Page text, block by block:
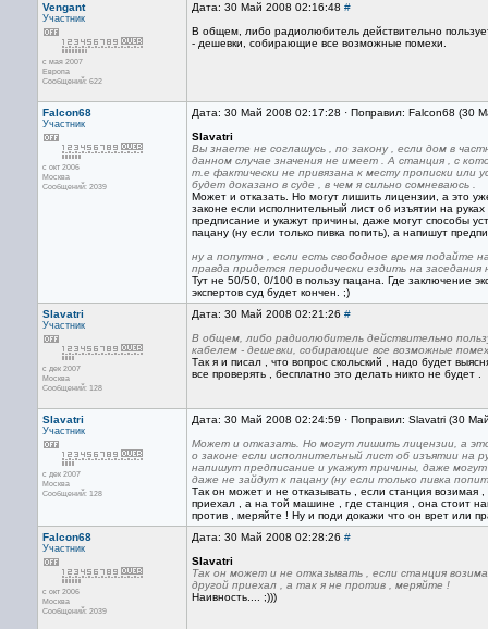
Vengant
Участник
с мая 2007
Европа
Сообщений: 622
Дата: 30 Май 2008 02:16:48 #
В общем, либо радиолюбитель действительно
- дешевки, собирающие все возможные помехи.
Falcon68
Участник
с окт 2006
Москва
Сообщений: 2039
Дата: 30 Май 2008 02:17:28 · Поправил: Falcon68 (30
Slavatri
Вы знаете не соглашусь , по закону , если дом в
данном случае значения не имеет . А станция , с
т.е фактически не привязана к месту прописки или
будет доказано в суде , в чем я сильно сомневаюсь .
Может и отказать. Но могут лишить лицензии, а это
законе если исполнительный лист об изъятии на
предписание и укажут причины, даже могут способы
пацану (ну если только пивка попить), а напишут
ну а попутно , если есть свободное время подайте
правда придется периодически ездить на
Тут не 50/50, 0/100 в пользу пацана. Где заключение
экспертов суд будет кончен. ;)
Slavatri
Участник
с дек 2007
Москва
Сообщений: 128
Дата: 30 Май 2008 02:21:26 #
В общем, либо радиолюбитель действительно
кабелем - дешевки, собирающие все возможные
Так я и писал , что вопрос скольский , надо будет
все проверять , бесплатно это делать никто не будет .
Slavatri
Участник
с дек 2007
Москва
Сообщений: 128
Дата: 30 Май 2008 02:24:59 · Поправил: Slavatri (30
Может и отказать. Но могут лишить лицензии, а
о законе если исполнительный лист об изъятии на
напишут предписание и укажут причины, даже
даже не зайдут к пацану (ну если только пивка
Так он может и не отказывать , если станция
приехал , а на той машине , где станция , она стоит
против , меряйте ! Ну и поди докажи что он врет или
Falcon68
Участник
с окт 2006
Москва
Сообщений: 2039
Дата: 30 Май 2008 02:28:26 #
Slavatri
Так он может и не отказывать , если станция
другой приехал , а так я не против , меряйте !
Наивность.... ;)))